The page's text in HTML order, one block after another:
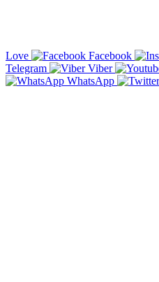
Love
Facebook
Telegram
Viber
WhatsApp